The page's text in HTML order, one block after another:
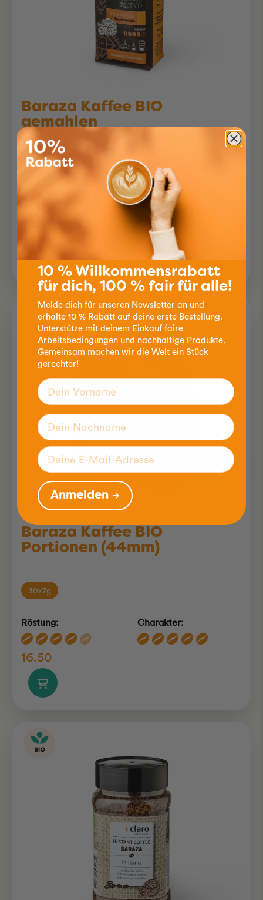
Baraza Kaffee BIO
gemahlen
250g
Röstung: Charakter:
Baraza Kaffee BIO
Portionen (44mm)
30x7g
Röstung: Charakter:
16.50
10 % Willkommensrabatt
für dich, 100 % fair für alle!
Melde dich für unseren Newsletter an und
erhalte 10 % Rabatt auf deine erste Bestellung.
Unterstütze mit deinem Einkauf faire
Arbeitsbedingungen und nachhaltige Produkte.
Gemeinsam machen wir die Welt ein Stück
gerechter!
Anmelden →